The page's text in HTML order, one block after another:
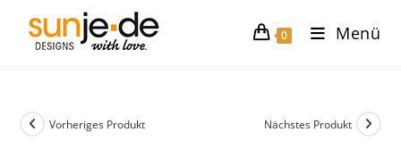
Inhalt
springen
0 Menü
Vorheriges Produkt Nächstes Produkt